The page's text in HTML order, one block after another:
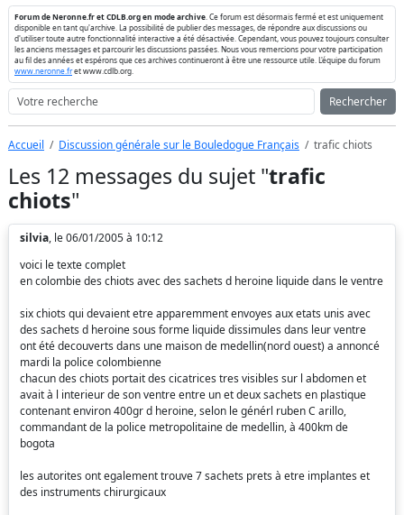
Forum de Neronne.fr et CDLB.org en mode archive . Ce forum est désormais fermé et est uniquement
disponible en tant qu'archive. La possibilité de publier des messages, de répondre aux discussions ou
d'utiliser toute autre fonctionnalité interactive a été désactivée. Cependant, vous pouvez toujours consulter
les anciens messages et parcourir les discussions passées. Nous vous remercions pour votre participation
au fil des années et espérons que ces archives continueront à être une ressource utile. L'équipe du forum
www.neronne.fret www.cdlb.org.
Rechercher
Accueil Discussion générale sur le Bouledogue Français trafic chiots
Les 12 messages du sujet "trafic
chiots"
silvia, le 06/01/2005 à 10:12
voici le texte complet
en colombie des chiots avec des sachets d heroine liquide dans le ventre
six chiots qui devaient etre apparemment envoyes aux etats unis avec
des sachets d heroine sous forme liquide dissimules dans leur ventre
ont été decouverts dans une maison de medellin(nord ouest) a annoncé
mardi la police colombienne
chacun des chiots portait des cicatrices tres visibles sur l abdomen et
avait à l interieur de son ventre entre un et deux sachets en plastique
contenant environ 400gr d heroine, selon le générl ruben C arillo,
commandant de la police metropolitaine de medellin, à 400km de
bogota
les autorites ont egalement trouve 7 sachets prets à etre implantes et
des instruments chirurgicaux